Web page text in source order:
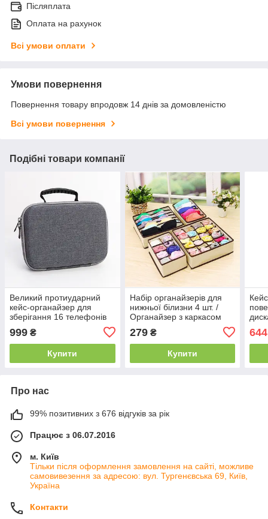
Післяплата
Оплата на рахунок
Всі умови оплати
Умови повернення
Повернення товару впродовж 14 днів за домовленістю
Всі умови повернення
Подібні товари компанії
Великий протиударний
кейс-органайзер для
зберігання 16 телефонів
999 ₴
Купити
Набір органайзерів для
нижньої білизни 4 шт. /
Органайзер з каркасом
комплект 4 шт. сірий
279₴
Купити
/644
Про нас
99% позитивних з 676 відгуків за рік
Працює з 06.07.2016
м. Київ
Тільки після оформлення замовлення на сайті, можливе
самовивезення за адресою: вул. Тургенєвська 69, Київ,
Україна
Контакти